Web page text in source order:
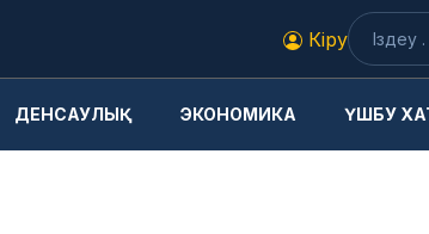
Кіру
ДЕНСАУЛЫҚ ЭКОНОМИКА ҮШБУ